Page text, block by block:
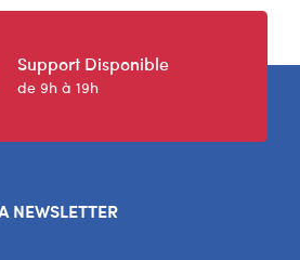
Support Disponible
de 9h à 19h
NEWSLETTER